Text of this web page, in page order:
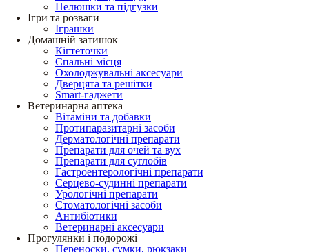
Пелюшки та підгузки
Ігри та розваги
Іграшки
Домашній затишок
Кігтеточки
Спальні місця
Охолоджувальні аксесуари
Дверцята та решітки
Smart-гаджети
Ветеринарна аптека
Вітаміни та добавки
Протипаразитарні засоби
Дерматологічні препарати
Препарати для очей та вух
Препарати для суглобів
Гастроентерологічні препарати
Серцево-судинні препарати
Урологічні препарати
Стоматологічні засоби
Антибіотики
Ветеринарні аксесуари
Прогулянки і подорожі
Переноски, сумки, рюкзаки